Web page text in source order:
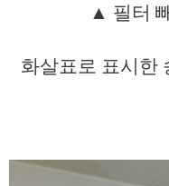
▲ 필터
화살표로 표시한